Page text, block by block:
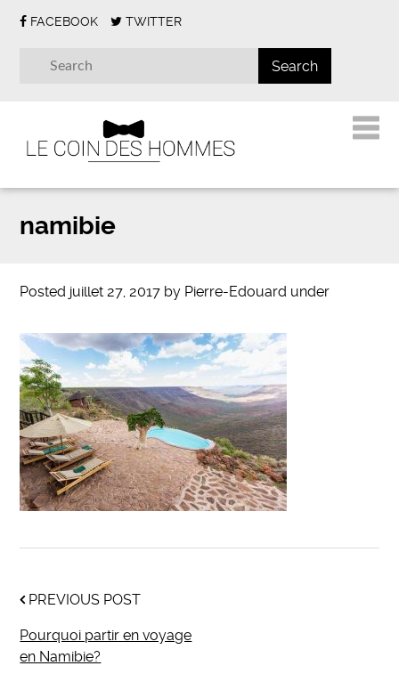
FACEBOOK TWITTER
namibie
Posted juillet 27, 2017 by Pierre-Edouard under
PREVIOUS POST
Pourquoi partir en voyage
en Namibie?